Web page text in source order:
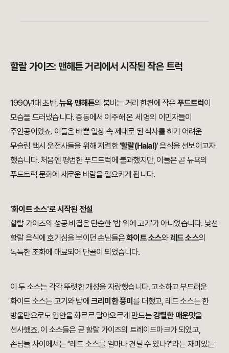
할랄 가이즈: 맨해튼 거리에서 시작된 작은 트럭
1990년대 초반,뉴욕 맨해튼의 붐비는 거리 한켠에 작은 푸드트럭이
모습을 드러냈습니다. 중동에서 이주해 온 세 명의 이민자들이
주인공이었죠. 이들은 바쁜 일상 속 제대로 된 식사를 하기 어려운
무슬림 택시 운전사들을 위해 저렴한 '할랄(Halal)' 음식을 선보이고자
했습니다. 처음엔 평범한 푸드트럭에 불과했지만, 이들은 곧 뉴욕의
푸드트럭 문화에 새로운 바람을 일으키게 됩니다.
'화이트 소스'로 시작된 전설
할랄 가이즈의 성공 비결은 단순한 '밥 위에 고기'가 아니었습니다. 낯선
할랄 음식에 호기심을 보이던 손님들은화이트 소스와 레드 소스의
독특한 조화에 매료되어 단골이 되었습니다.
이 두 소스는 각각 뚜렷한 개성을 자랑했습니다. 고소하고 부드러운
화이트 소스는 고기와 밥에 크리미한 풍미를 더했고, 레드 소스는 한
방울만으로도 입안을 화르르 달아오르게 만드는강렬한 매운맛을
선사했죠. 이 소스들은 곧 할랄 가이즈의 트레이드마크가 되었고,
손님들 사이에서는 "레드 소스를 얼마나 견딜 수 있나?"라는 재미있는